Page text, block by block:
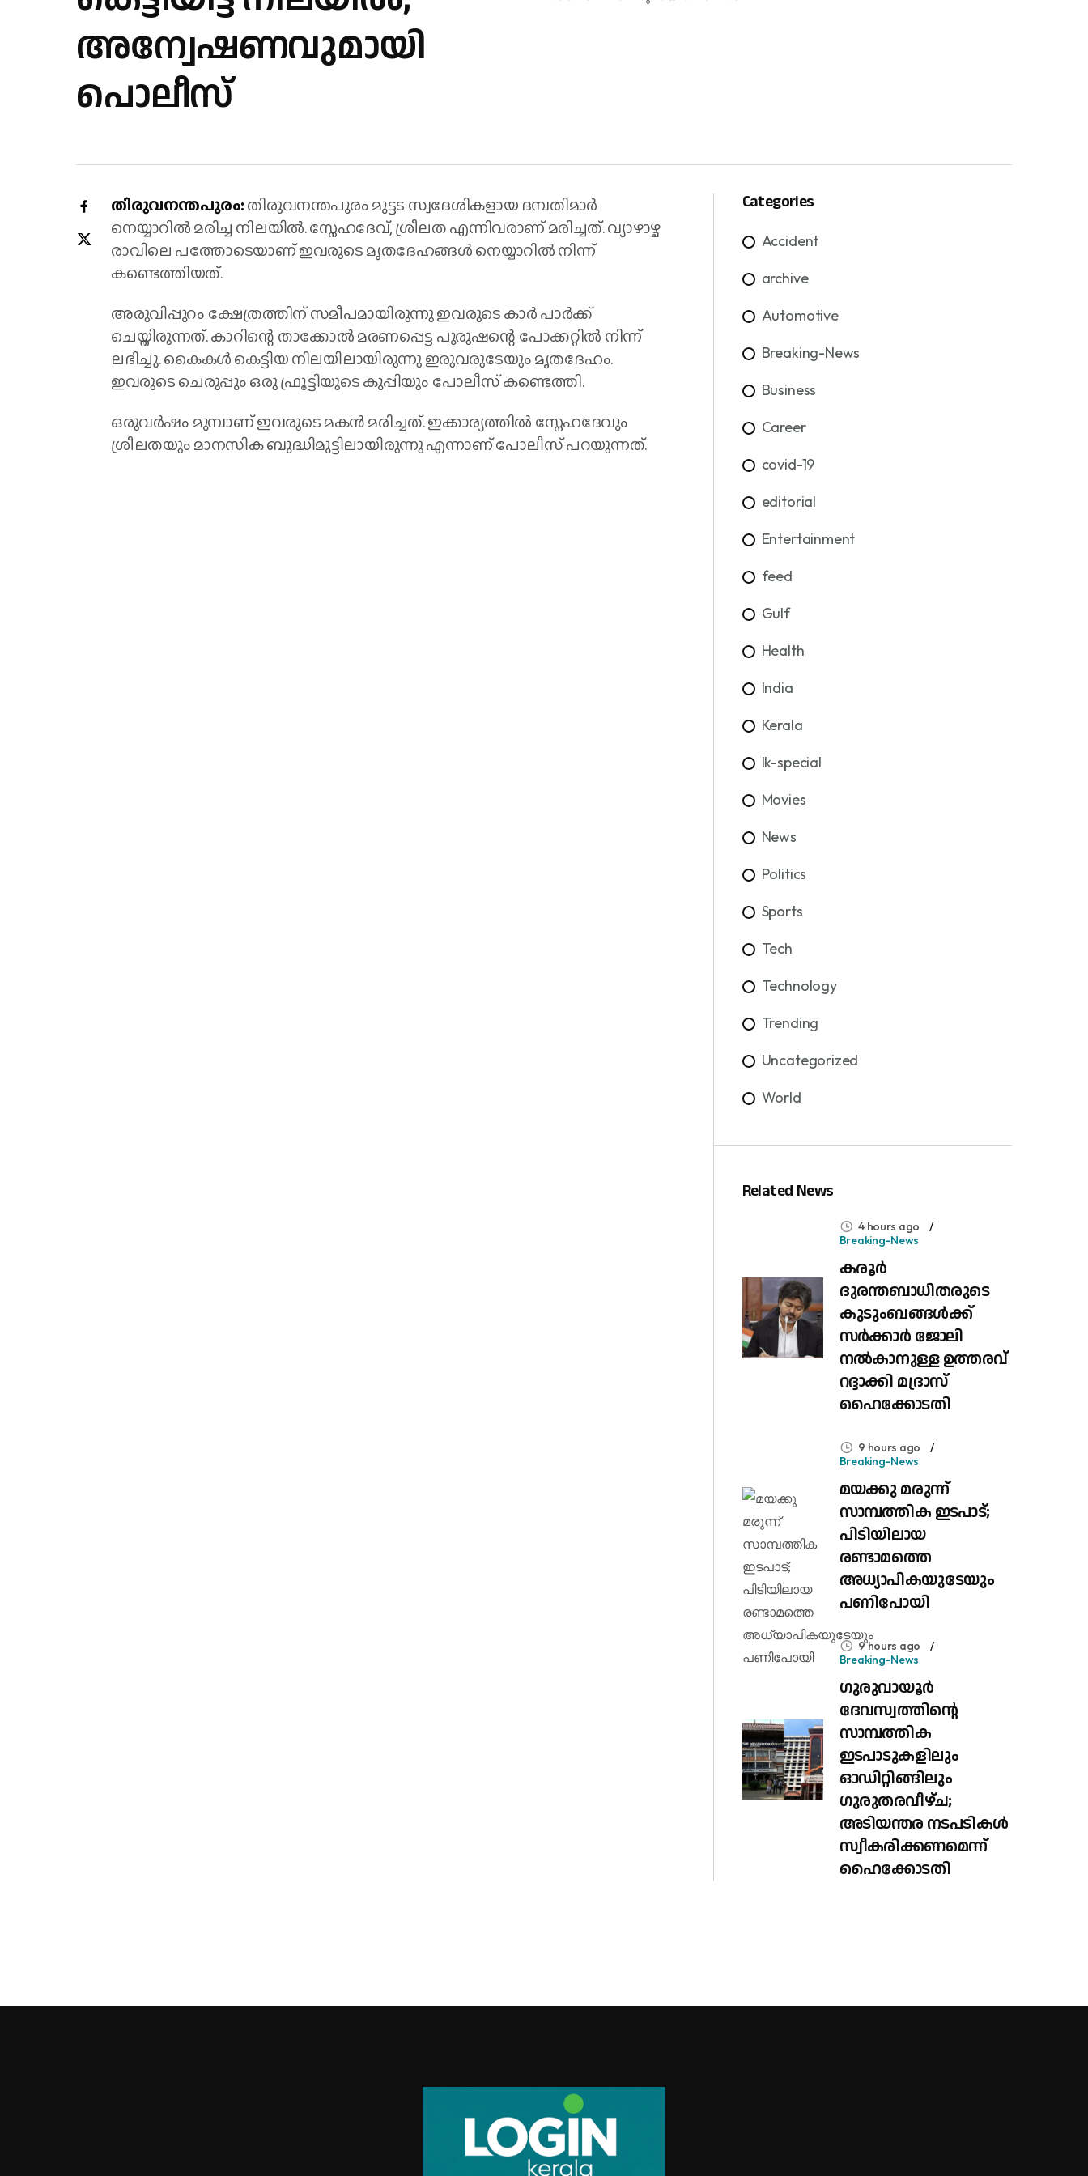
അന്വേഷണവുമായി
പൊലീസ്
തിരുവനന്തപുരം:തിരുവനന്തപുരം മുട്ടട സ്വദേശികളായ ദമ്പതിമാർ
നെയ്യാറിൽ മരിച്ച നിലയിൽ. സ്നേഹദേവ്, ശ്രീലത എന്നിവരാണ് മരിച്ചത്. വ്യാഴാഴ്ച
രാവിലെ പത്തോടെയാണ് ഇവരുടെ മൃതദേഹങ്ങൾ നെയ്യാറിൽ നിന്ന്
കണ്ടെത്തിയത്.
അരുവിപ്പുറം ക്ഷേത്രത്തിന് സമീപമായിരുന്നു ഇവരുടെ കാർ പാർക്ക്
ചെയ്തിരുന്നത്. കാറിന്റെ താക്കോൽ മരണപ്പെട്ട പുരുഷന്റെ പോക്കറ്റിൽ നിന്ന്
ലഭിച്ചു. കൈകൾ കെട്ടിയ നിലയിലായിരുന്നു ഇരുവരുടേയും മൃതദേഹം.
ഇവരുടെ ചെരുപ്പും ഒരു ഫ്രൂട്ടിയുടെ കുപ്പിയും പോലീസ് കണ്ടെത്തി.
ഒരുവർഷം മുമ്പാണ് ഇവരുടെ മകൻ മരിച്ചത്. ഇക്കാര്യത്തിൽ സ്നേഹദേവും
ശ്രീലതയും മാനസിക ബുദ്ധിമുട്ടിലായിരുന്നു എന്നാണ് പോലീസ് പറയുന്നത്.
Categories
Accident
archive
Automotive
Breaking-News
Business
Career
covid-19
editorial
Entertainment
feed
Gulf
Health
India
Kerala
lk-special
Movies
News
Politics
Sports
Tech
Technology
Trending
Uncategorized
World
Related News
4 hours ago
Breaking-News
കരൂർ
ദുരന്തബാധിതരുടെ
കുടുംബങ്ങൾക്ക്
സർക്കാർ ജോലി
നൽകാനുള്ള ഉത്തരവ്
റദ്ദാക്കി മദ്രാസ്
ഹൈക്കോടതി
9 hours ago
Breaking-News
മയക്കു മരുന്ന്
സാമ്പത്തിക ഇടപാട്;
പിടിയിലായ
രണ്ടാമത്തെ
അധ്യാപികയുടേയും
പണിപോയി
9 hours ago
Breaking-News
ഗുരുവായൂർ
ദേവസ്വത്തിന്റെ
സാമ്പത്തിക
ഇടപാടുകളിലും
ഓഡിറ്റിങ്ങിലും ​
ഗുരുതരവീഴ്ച;
അടിയന്തര നടപടികൾ
സ്വീകരിക്കണമെന്ന്
ഹൈക്കോടതി